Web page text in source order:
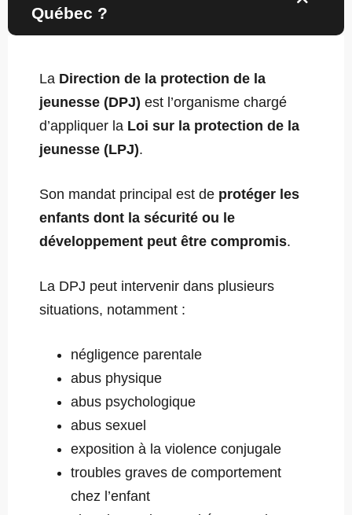
Québec ?
La Direction de la protection de la
jeunesse (DPJ) est l’organisme chargé
d’appliquer la Loi sur la protection de la
jeunesse (LPJ).
Son mandat principal est de protéger les
enfants dont la sécurité ou le
développement peut être compromis.
La DPJ peut intervenir dans plusieurs
situations, notamment :
négligence parentale
abus physique
abus psychologique
abus sexuel
exposition à la violence conjugale
troubles graves de comportement
chez l’enfant